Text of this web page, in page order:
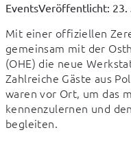
EventsVeröffentlicht: 23.
Mit einer offiziellen
gemeinsam mit der
(OHE) die neue
Zahlreiche Gäste aus
waren vor Ort, um das
kennenzulernen und
begleiten.